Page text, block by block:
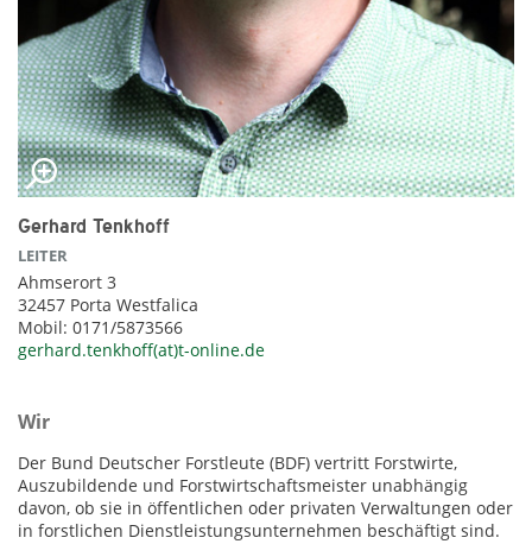
Gerhard Tenkhoff
LEITER
Ahmserort 3
32457 Porta Westfalica
Mobil: 0171/5873566
gerhard.tenkhoff(at)t-online.de
Wir
Der Bund Deutscher Forstleute (BDF) vertritt Forstwirte,
Auszubildende und Forstwirtschaftsmeister unabhängig
davon, ob sie in öffentlichen oder privaten Verwaltungen oder
in forstlichen Dienstleistungsunternehmen beschäftigt sind.